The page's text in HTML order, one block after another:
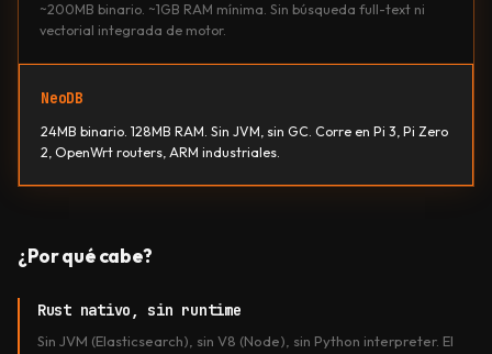
~200MB binario. ~1GB RAM mínima. Sin búsqueda full-text ni
vectorial integrada de motor.
NeoDB
24MB binario. 128MB RAM. Sin JVM, sin GC. Corre en Pi 3, Pi Zero
2, OpenWrt routers, ARM industriales.
¿Por qué cabe?
Rust nativo, sin runtime
Sin JVM (Elasticsearch), sin V8 (Node), sin Python interpreter. El